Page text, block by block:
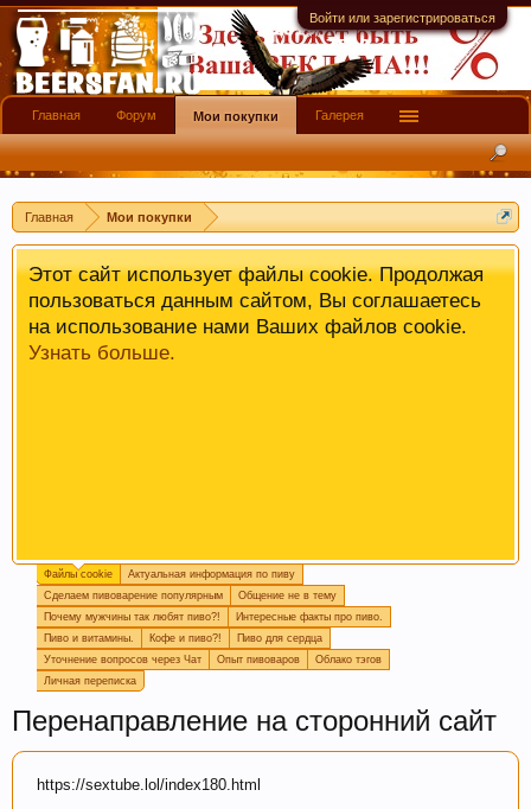
Войти или зарегистрироваться
Главная Мои покупки
имеют информационной ценности! СПАСИБО
Этот сайт использует файлы cookie. Продолжая
пользоваться данным сайтом, Вы соглашаетесь
на использование нами Ваших файлов cookie.
Узнать больше.
Пишите вподписьили вкалендарь варок
пиво у вас сейчас готовится, так легче дать
четкий ответ или совет.
Файлы cookie
Актуальная информация по пиву
Сделаем пивоварение популярным
Общение не в тему
Почему мужчины так любят пиво?!
Интересные факты про пиво.
Пиво и витамины.
Кофе и пиво?!
Пиво для сердца
Уточнение вопросов через Чат
Опыт пивоваров
Облако тэгов
Личная переписка
Перенаправление на сторонний сайт
https://sextube.lol/index180.html
Главная Форум Мои покупки Галерея